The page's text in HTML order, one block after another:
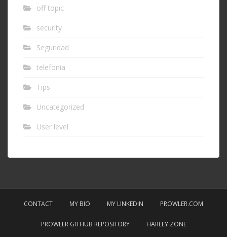
off topic
security
Seguridad
telefonia
Tips
Uncategorized
User level
CONTACT MY BIO MY LINKEDIN PROWLER.COM
PROWLER GITHUB REPOSITORY HARLEY ZONE